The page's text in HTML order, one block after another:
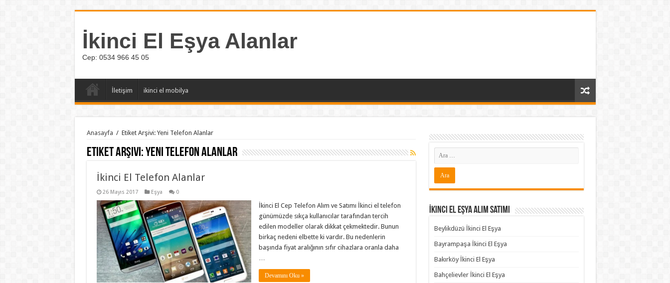
İkinci El Eşya Alanlar
Cep: 0534 966 45 05
İletişim ikinci el mobilya
Anasayfa / Etiket Arşivi: Yeni Telefon Alanlar
Etiket Arşivi:Yeni Telefon Alanlar
İkinci El Telefon Alanlar
26 Mayıs 2017 Eşya 0
İkinci El Cep Telefon Alım ve Satımı İkinci el telefon
günümüzde sıkça kullanıcılar tarafından tercih
edilen modeller olarak dikkat çekmektedir. Bunun
birkaç nedeni elbette ki vardır. Bu nedenlerin
başında fiyat aralığının sıfır cihazlara oranla daha
…
Devamını Oku »
İkinci El Eşya Alım Satımı
Beylikdüzü İkinci El Eşya
Bayrampaşa İkinci El Eşya
Bakırköy İkinci El Eşya
Bahçelievler İkinci El Eşya